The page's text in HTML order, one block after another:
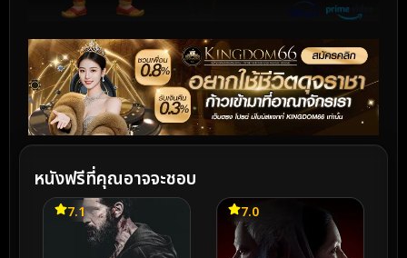
หนังฟรีที่คุณอาจจะชอบ
7.1 7.0